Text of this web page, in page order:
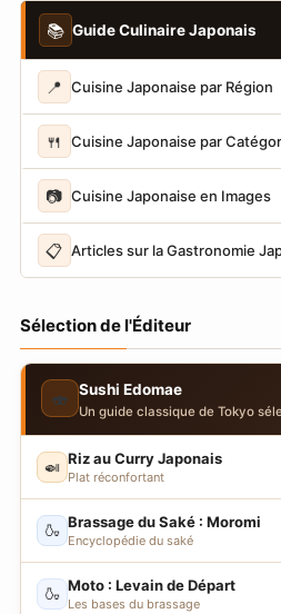
📚 Guide Culinaire Japonais
📍 Cuisine Japonaise par Région
🍴 Cuisine Japonaise par
📷 Cuisine Japonaise en Images
📋 Articles sur la Gastronomie
Sélection de l'Éditeur
🍣 Sushi Edomae
Un guide classique de Tokyo
🍛 Riz au Curry Japonais
Plat réconfortant
🍶 Brassage du Saké : Moromi
Encyclopédie du saké
🍶 Moto : Levain de Départ
Les bases du brassage